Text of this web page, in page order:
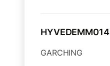
HYVEDEMM014
GARCHING